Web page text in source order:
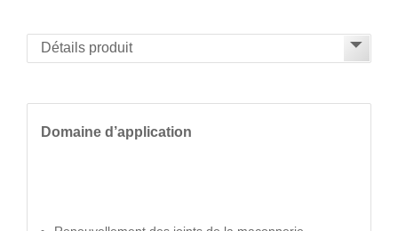
Domaine d’application